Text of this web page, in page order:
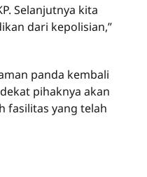
Selanjutnya kita
dari kepolisian,”
panda kembali
pihaknya akan
fasilitas yang telah